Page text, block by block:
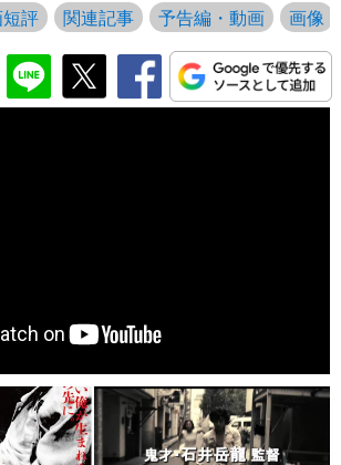
評 関連記事 予告編・動画 画像